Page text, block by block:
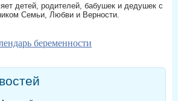
детей, родителей, бабушек и дедушек с
Семьи, Любви и Верности.